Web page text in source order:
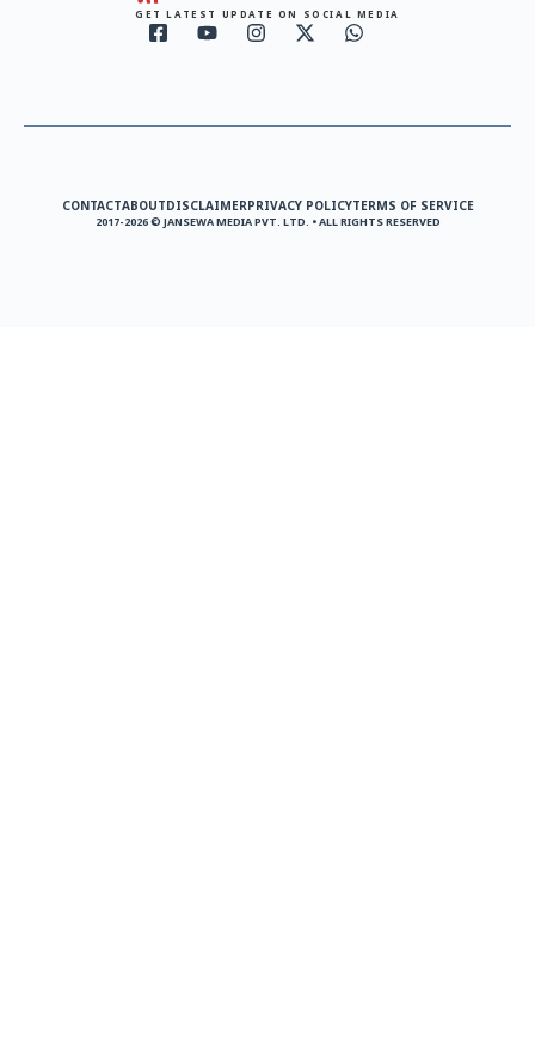
GET LATEST UPDATE ON SOCIAL MEDIA
CONTACTABOUTDISCLAIMERPRIVACY POLICYTERMS OF SERVICE
2017-2026 © JANSEWA MEDIA PVT. LTD. • ALL RIGHTS RESERVED